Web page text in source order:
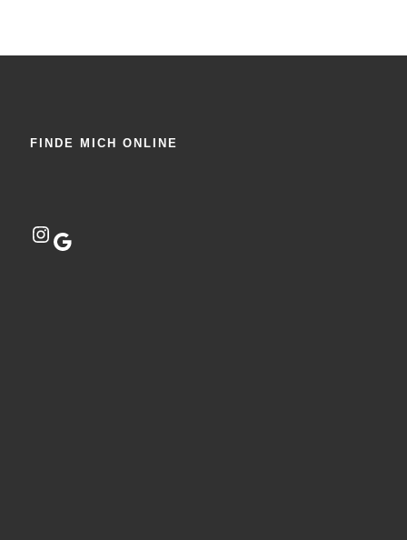
FINDE MICH ONLINE
Instagram
Google